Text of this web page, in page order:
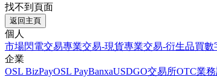
找不到頁面
返回主頁
個人
市場閃電交易專業交易-現貨專業交易-衍生品買數
企業
OSL BizPayOSL PayBanxaUSDGO交易所OTC業務